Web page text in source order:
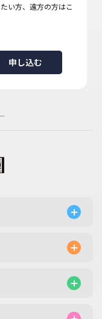
い方、遠方の方はこ
申し込む